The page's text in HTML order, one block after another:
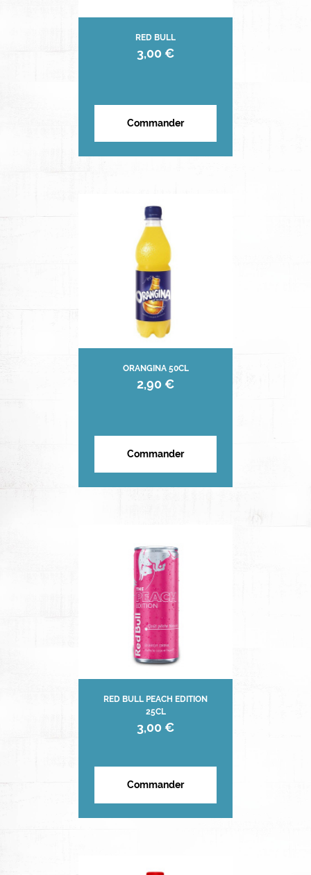
RED BULL
3,00 €
Commander
ORANGINA 50CL
2,90 €
Commander
RED BULL PEACH EDITION
25CL
3,00 €
Commander